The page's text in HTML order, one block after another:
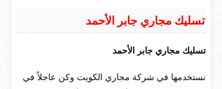
تسليك مجاري جابر الأحمد
تسليك مجاري جابر الأحمد
نستخدمها في شركة مجاري الكويت وكن عاجلاً في